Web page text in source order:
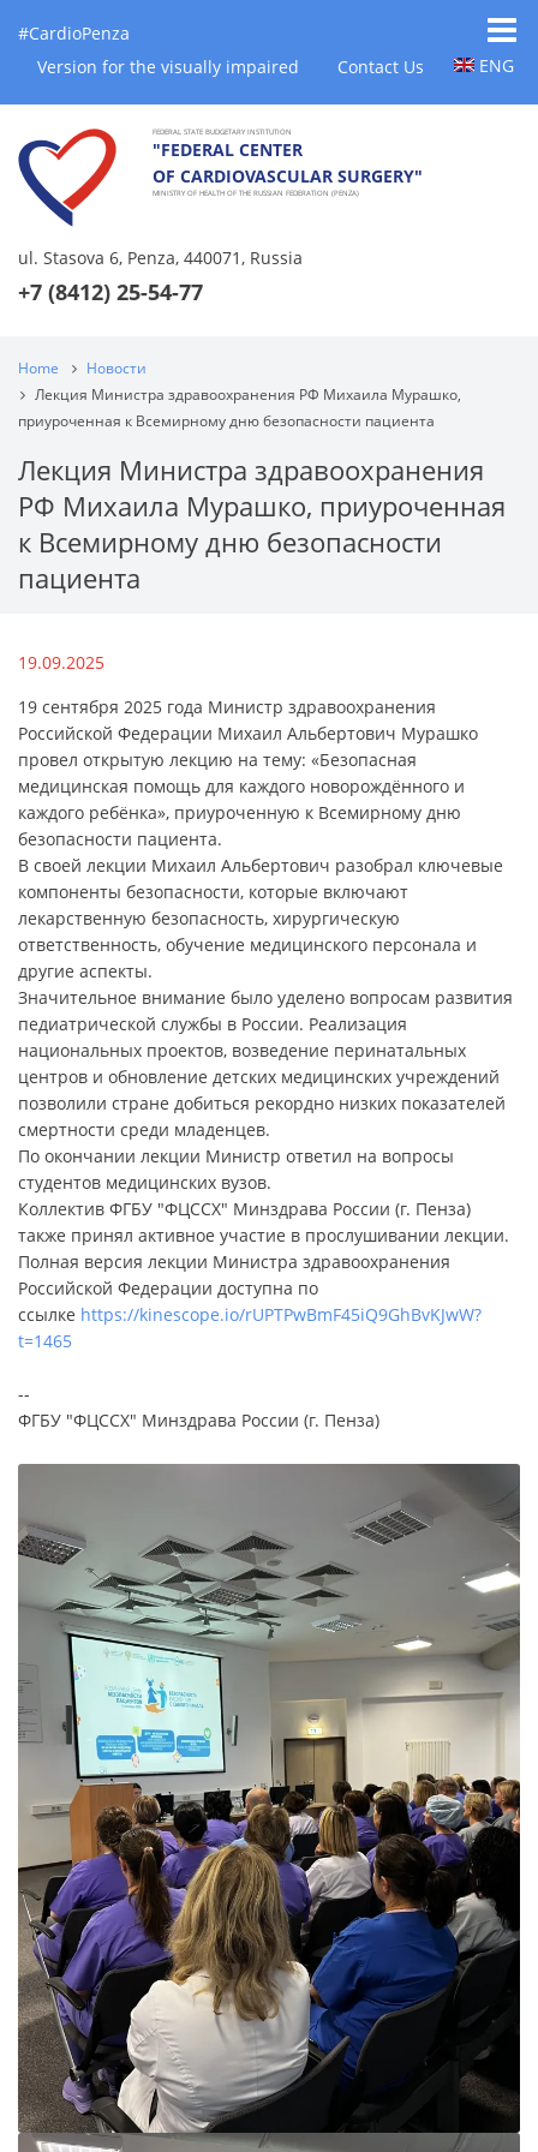
#CardioPenza
Version for the visually impaired
Contact Us ENG
FEDERAL STATE BUDGETARY INSTITUTION
"FEDERAL CENTER
OF CARDIOVASCULAR SURGERY"
MINISTRY OF HEALTH OF THE RUSSIAN FEDERATION (PENZA)
ul. Stasova 6, Penza, 440071, Russia
+7 (8412) 25-54-77
Home
Новости
Лекция Министра здравоохранения РФ Михаила Мурашко,
приуроченная к Всемирному дню безопасности пациента
Лекция Министра здравоохранения
РФ Михаила Мурашко, приуроченная
к Всемирному дню безопасности
пациента
19.09.2025
19 сентября 2025 года Министр здравоохранения
Российской Федерации Михаил Альбертович Мурашко
провел открытую лекцию на тему: «Безопасная
медицинская помощь для каждого новорождённого и
каждого ребёнка», приуроченную к Всемирному дню
безопасности пациента.
В своей лекции Михаил Альбертович разобрал ключевые
компоненты безопасности, которые включают
лекарственную безопасность, хирургическую
ответственность, обучение медицинского персонала и
другие аспекты.
Значительное внимание было уделено вопросам развития
педиатрической службы в России. Реализация
национальных проектов, возведение перинатальных
центров и обновление детских медицинских учреждений
позволили стране добиться рекордно низких показателей
смертности среди младенцев.
По окончании лекции Министр ответил на вопросы
студентов медицинских вузов.
Коллектив ФГБУ "ФЦССХ" Минздрава России (г. Пенза)
также принял активное участие в прослушивании лекции.
Полная версия лекции Министра здравоохранения
Российской Федерации доступна по
ссылке https://kinescope.io/rUPTPwBmF45iQ9GhBvKJwW?
t=1465
--
ФГБУ "ФЦССХ" Минздрава России (г. Пенза)